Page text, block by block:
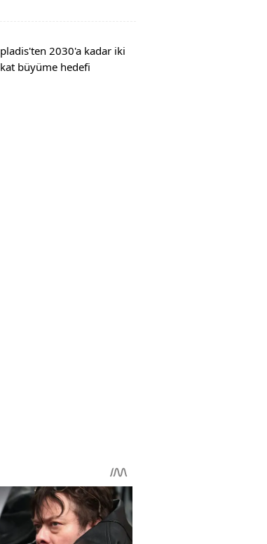
pladis'ten 2030'a kadar iki
kat büyüme hedefi